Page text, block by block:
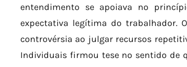
entendimento se apoiava no
expectativa legítima do trabalhador.
controvérsia ao julgar recursos
Individuais firmou tese no sentido de